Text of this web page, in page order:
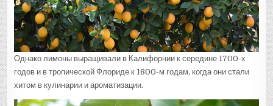
Однако лимоны выращивали в Калифорнии к середине 1700-х
годов и в тропической Флориде к 1800-м годам, когда они стали
хитом в кулинарии и ароматизации.